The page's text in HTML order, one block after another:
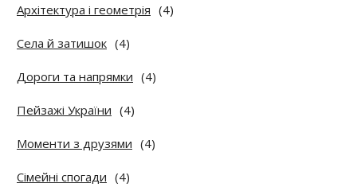
Архітектура і геометрія (4)
Села й затишок (4)
Дороги та напрямки (4)
Пейзажі України (4)
Моменти з друзями (4)
Сімейні спогади (4)